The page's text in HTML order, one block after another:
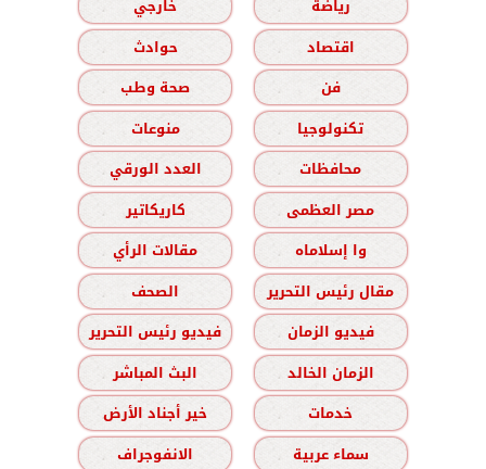
رياضة
خارجي
اقتصاد
حوادث
فن
صحة وطب
تكنولوجيا
منوعات
محافظات
العدد الورقي
مصر العظمى
كاريكاتير
وا إسلاماه
مقالات الرأي
مقال رئيس التحرير
الصحف
فيديو الزمان
فيديو رئيس التحرير
الزمان الخالد
البث المباشر
خدمات
خير أجناد الأرض
سماء عربية
الانفوجراف